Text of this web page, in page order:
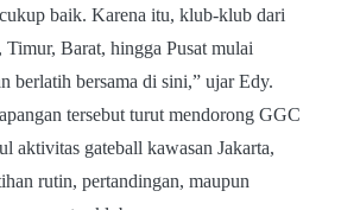
baik. Karena itu, klub-klub dari
Timur, Barat, hingga Pusat mulai
berlatih bersama di sini,” ujar Edy.
tersebut turut mendorong GGC
aktivitas gateball kawasan Jakarta,
rutin, pertandingan, maupun